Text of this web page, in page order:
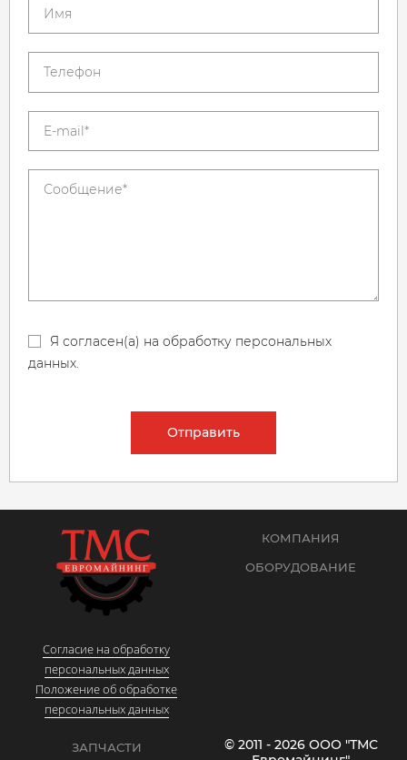
Я согласен(а) на обработку персональных
данных.
Отправить
Согласие на обработку
персональных данных
Положение об обработке
персональных данных
КОМПАНИЯ
ОБОРУДОВАНИЕ
ЗАПЧАСТИ
© 2011 - 2026 ООО "ТМС